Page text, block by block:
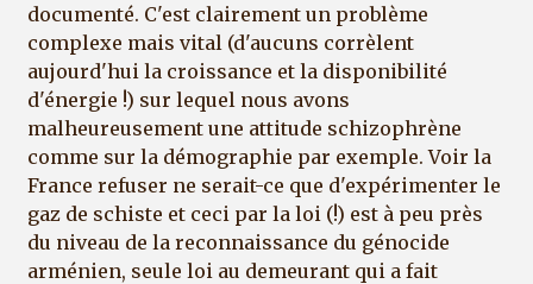
documenté. C'est clairement un problème
complexe mais vital (d'aucuns corrèlent
aujourd'hui la croissance et la disponibilité
d'énergie !) sur lequel nous avons
malheureusement une attitude schizophrène
comme sur la démographie par exemple. Voir la
France refuser ne serait-ce que d'expérimenter le
gaz de schiste et ceci par la loi (!) est à peu près
du niveau de la reconnaissance du génocide
arménien, seule loi au demeurant qui a fait